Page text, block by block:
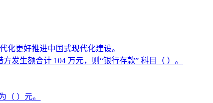
化更好推进中国式现代化建设。
发生额合计 104 万元，则“银行存款” 科目（ ）。
（ ）元。